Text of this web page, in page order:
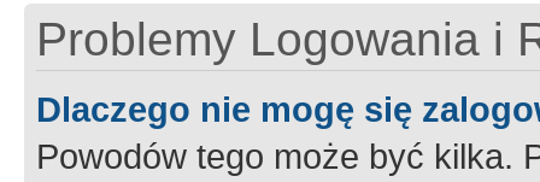
Problemy Logowania i
Dlaczego nie mogę się
Powodów tego może być kilka.